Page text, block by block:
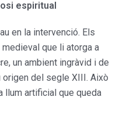
espiritual
en la intervenció. Els
medieval que li atorga a
un ambient ingràvid i de
del segle XIII. Això
llum artificial que queda